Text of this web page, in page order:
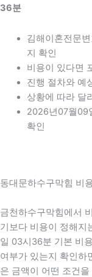
36분
김해이혼전문
지 확인
비용이 있다면
진행 절차와 예
상황에 따라 달
2026년07월09
확인
동대문하수구막힘 비
금천하수구막힘에서
기보다 비용이 정해지
일 03시36분 기본 비
여부가 있는지 확인하
은 금액이 어떤 조건